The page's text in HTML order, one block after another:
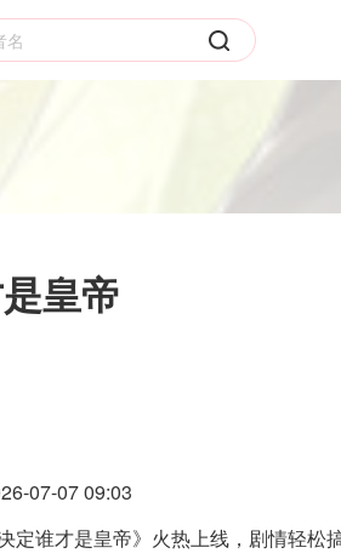
皇帝
07-07 09:03
定谁才是皇帝》火热上线，剧情轻松